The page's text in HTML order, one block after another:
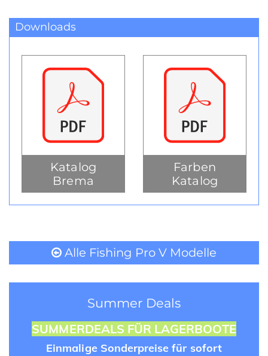
Downloads
Katalog
Brema
Farben
Katalog
Alle Fishing Pro V Modelle
Summer Deals
SUMMERDEALS FÜR LAGERBOOTE
Einmalige Sonderpreise für sofort